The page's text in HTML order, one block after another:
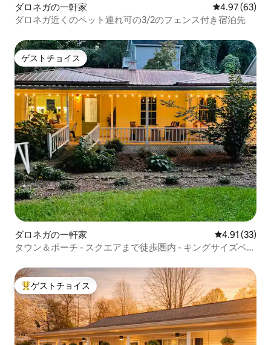
ダロネガの一軒家 レビュー63
4.97 (63)
ダロネガ近くのペット連れ可の3/2のフェンス付き宿泊先
ゲストチョイス
ゲストチョイス
ダロネガの一軒家 レビュー33
4.91 (33)
タウン＆ポーチ - スクエアまで徒歩圏内 - キングサイズベッ
大好評のゲストチョイスです。
ゲストチョイス